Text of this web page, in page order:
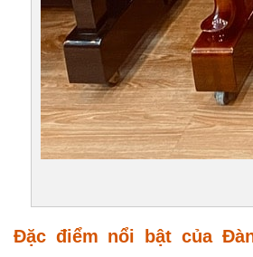
Đặc điểm nổi bật của